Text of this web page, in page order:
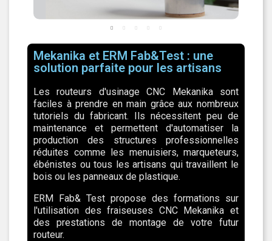
Mekanika et ERM Fab&Test : une
solution parfaite pour les artisans
Les routeurs d'usinage CNC Mekanika sont
faciles à prendre en main grâce aux nombreux
tutoriels du fabricant. Ils nécessitent peu de
maintenance et permettent d'automatiser la
production des structures professionnelles
réduites comme les menuisiers, marqueteurs,
ébénistes ou tous les artisans qui travaillent le
bois ou les panneaux de plastique.
ERM Fab& Test propose des formations sur
l'utilisation des fraiseuses CNC Mekanika et
des prestations de montage de votre futur
routeur.